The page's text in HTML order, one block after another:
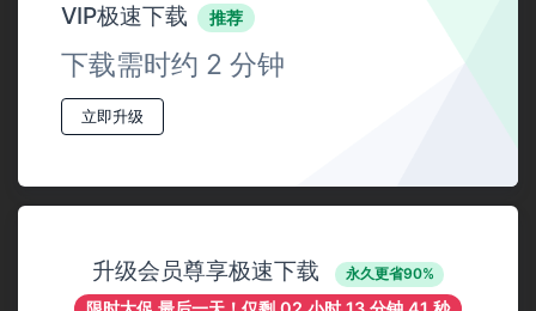
VIP极速下载 推荐
下载需时约 2 分钟
立即升级
升级会员尊享极速下载 永久更省90%